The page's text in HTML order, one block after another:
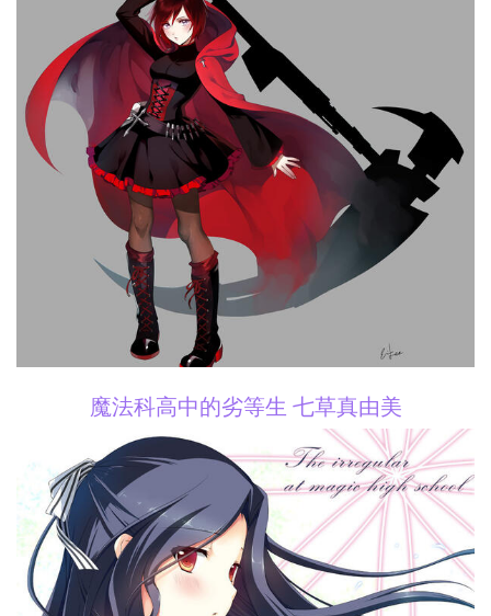
魔法科高中的劣等生 七草真由美